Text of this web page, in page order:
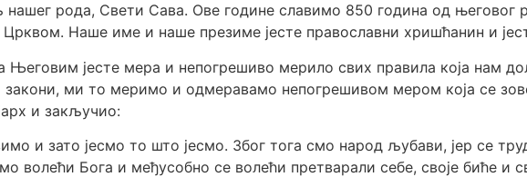
нашег рода, Свети Сава. Ове године славимо 850 година од
Наше име и наше презиме јесте православни хришћанин и
Његовим јесте мера и непогрешиво мерило свих правила која нам
закони, ми то меримо и одмеравамо непогрешивом мером која се
и закључио:
и зато јесмо то што јесмо. Због тога смо народ љубави, јер се
волећи Бога и међусобно се волећи претварали себе, своје биће и